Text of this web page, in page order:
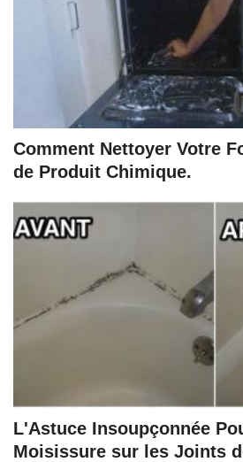
Comment Nettoyer Votre
de Produit Chimique.
L'Astuce Insoupçonnée
Moisissure sur les Joints